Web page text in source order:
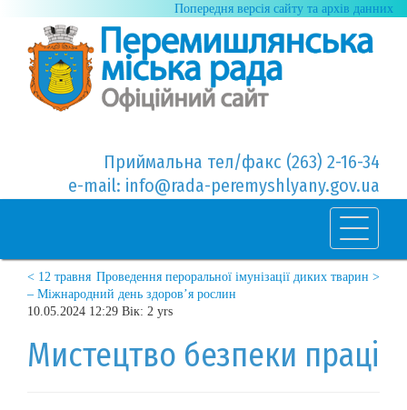
Попередня версія сайту та архів данних
Приймальна тел/факс (263) 2-16-34
e-mail: info@rada-peremyshlyany.gov.ua
Проведення пероральної імунізації диких тварин >
< 12 травня
– Міжнародний день здоров’я рослин
10.05.2024 12:29 Вік: 2 yrs
Мистецтво безпеки праці